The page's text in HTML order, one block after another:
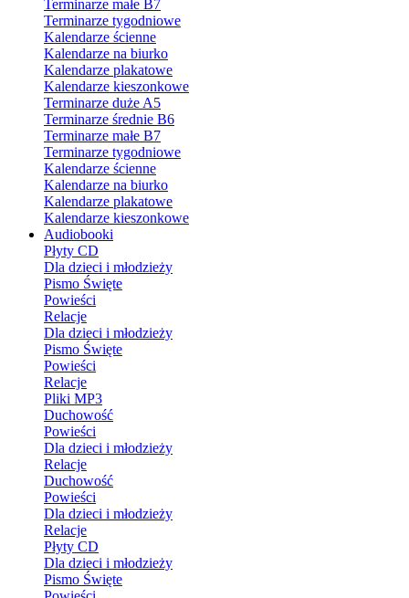
Terminarze małe B7
Terminarze tygodniowe
Kalendarze ścienne
Kalendarze na biurko
Kalendarze plakatowe
Kalendarze kieszonkowe
Terminarze duże A5
Terminarze średnie B6
Terminarze małe B7
Terminarze tygodniowe
Kalendarze ścienne
Kalendarze na biurko
Kalendarze plakatowe
Kalendarze kieszonkowe
Audiobooki
Płyty CD
Dla dzieci i młodzieży
Pismo Święte
Powieści
Relacje
Dla dzieci i młodzieży
Pismo Święte
Powieści
Relacje
Pliki MP3
Duchowość
Powieści
Dla dzieci i młodzieży
Relacje
Duchowość
Powieści
Dla dzieci i młodzieży
Relacje
Płyty CD
Dla dzieci i młodzieży
Pismo Święte